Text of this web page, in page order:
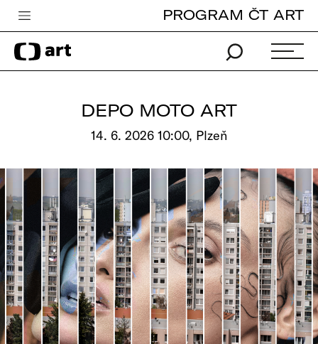
Česká televize
Zpravodajství
Pro děti
edu
Vše o ČT
PROGRAM ČT ART
DEPO MOTO ART
14. 6. 2026 10:00, Plzeň